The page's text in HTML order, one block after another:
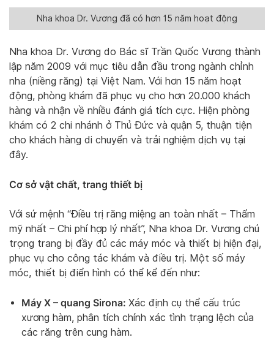
Nha khoa Dr. Vương đã có hơn 15 năm hoạt động
Nha khoa Dr. Vương do Bác sĩ Trần Quốc Vương thành
lập năm 2009 với mục tiêu dẫn đầu trong ngành chỉnh
nha (niềng răng) tại Việt Nam. Với hơn 15 năm hoạt
động, phòng khám đã phục vụ cho hơn 20.000 khách
hàng và nhận về nhiều đánh giá tích cực. Hiện phòng
khám có 2 chi nhánh ở Thủ Đức và quận 5, thuận tiện
cho khách hàng di chuyển và trải nghiệm dịch vụ tại
đây.
Cơ sở vật chất, trang thiết bị
Với sứ mệnh “Điều trị răng miệng an toàn nhất – Thẩm
mỹ nhất – Chi phí hợp lý nhất”, Nha khoa Dr. Vương chú
trọng trang bị đầy đủ các máy móc và thiết bị hiện đại,
phục vụ cho công tác khám và điều trị. Một số máy
móc, thiết bị điển hình có thể kể đến như:
Máy X – quang Sirona: Xác định cụ thể cấu trúc
xương hàm, phân tích chính xác tình trạng lệch của
các răng trên cung hàm.